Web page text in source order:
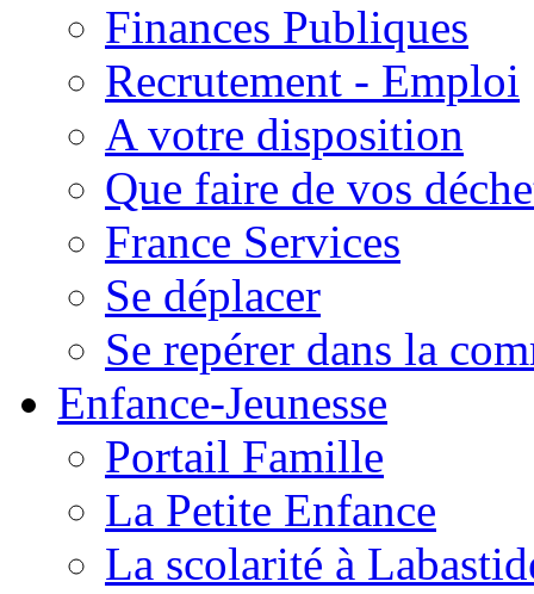
Finances Publiques
Recrutement - Emploi
A votre disposition
Que faire de vos
France Services
Se déplacer
Se repérer dans la
Enfance-Jeunesse
Portail Famille
La Petite Enfance
La scolarité à